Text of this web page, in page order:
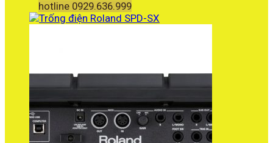
hotline 0929.636.999